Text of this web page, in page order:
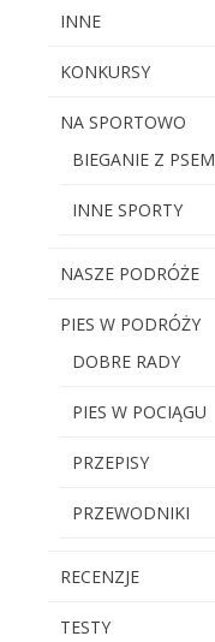
INNE
KONKURSY
NA SPORTOWO
BIEGANIE Z PSEM
INNE SPORTY
NASZE PODRÓŻE
PIES W PODRÓŻY
DOBRE RADY
PIES W POCIĄGU
PRZEPISY
PRZEWODNIKI
RECENZJE
TESTY